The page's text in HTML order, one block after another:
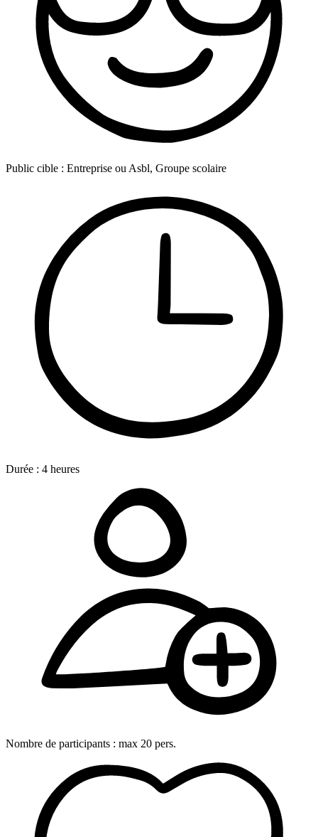
Public cible : Entreprise ou Asbl, Groupe scolaire
Durée : 4 heures
Nombre de participants : max 20 pers.